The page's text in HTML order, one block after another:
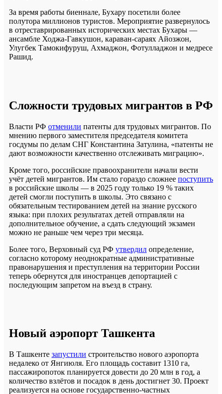
За время работы биеннале, Бухару посетили более
полутора миллионов туристов. Мероприятие развернулось
в отреставрированных исторических местах Бухары —
ансамбле Ходжа-Гавкушон, караван-сараях Айозжон,
Улугбек Тамокифуруш, Ахмаджон, Фотулладжон и медресе
Рашид.
Сложности трудовых мигрантов в РФ
Власти РФ отменили патенты для трудовых мигрантов. По
мнению первого заместителя председателя комитета
госдумы по делам СНГ Константина Затулина, «патенты не
дают возможности качественно отслеживать миграцию».
Кроме того, российские правоохранители начали вести
учёт детей мигрантов. Им стало гораздо сложнее поступить
в российские школы — в 2025 году только 19 % таких
детей смогли поступить в школы. Это связано с
обязательным тестированием детей на знание русского
языка: при плохих результатах детей отправляли на
дополнительное обучение, а сдать следующий экзамен
можно не раньше чем через три месяца.
Более того, Верховный суд РФ утвердил определение,
согласно которому неоднократные административные
правонарушения и преступления на территории России
теперь обернутся для иностранцев депортацией с
последующим запретом на въезд в страну.
Новый аэропорт Ташкента
В Ташкенте запустили строительство нового аэропорта
недалеко от Янгиюля. Его площадь составит 1310 га,
пассажиропоток планируется довести до 20 млн в год, а
количество взлётов и посадок в день достигнет 30. Проект
реализуется на основе государственно-частных